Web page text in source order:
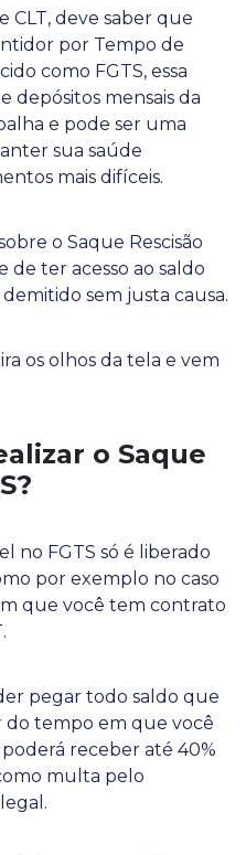
CLT, deve saber que
por Tempo de
como FGTS, essa
depósitos mensais da
e pode ser uma
sua saúde
mais difíceis.
o Saque Rescisão
de ter acesso ao saldo
sem justa causa.
os olhos da tela e vem
o Saque
no FGTS só é liberado
por exemplo no caso
que você tem contrato
pegar todo saldo que
tempo em que você
receber até 40%
multa pelo